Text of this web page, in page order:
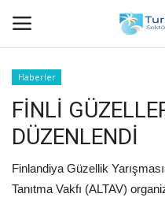
Anasayfa
Bize Ulaşın
Künye
Haberler
FİNLİ
DÜZENLENDİ
Finlandiya Güzellik
Tanıtma Vakfı (ALTAV)